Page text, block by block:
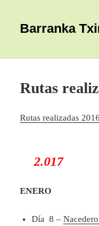
Barranka
Rutas
Rutas realizadas 2016
2.017
ENERO
Día 8 –